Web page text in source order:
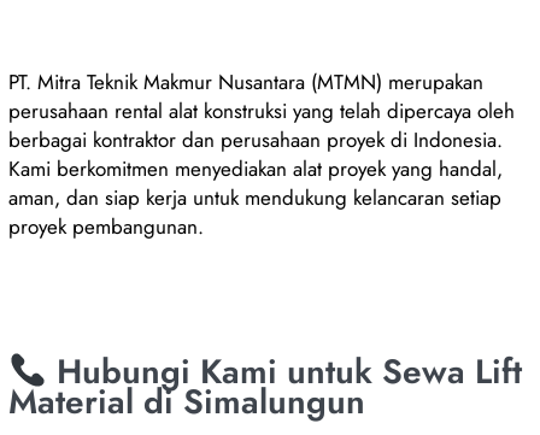
PT. Mitra Teknik Makmur Nusantara (MTMN) merupakan
perusahaan rental alat konstruksi yang telah dipercaya oleh
berbagai kontraktor dan perusahaan proyek di Indonesia.
Kami berkomitmen menyediakan alat proyek yang handal,
aman, dan siap kerja untuk mendukung kelancaran setiap
proyek pembangunan.
Hubungi Kami untuk Sewa Lift
Material di Simalungun